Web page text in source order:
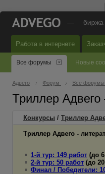
— биржа
Работа в интернете
Все форумы Новые
Адвего Форум Все форумы
Триллер
Конкурсы / Триллер
Триллер Адвего -
1-й тур: 149 работ (до
2-й тур: 50 работ (до
Финал / Победители: